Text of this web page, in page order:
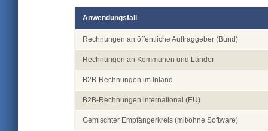
Anwendungsfall
Rechnungen an öffentliche Auftraggeber (Bund)
Rechnungen an Kommunen und Länder
B2B-Rechnungen im Inland
B2B-Rechnungen international (EU)
Gemischter Empfängerkreis (mit/ohne Software)